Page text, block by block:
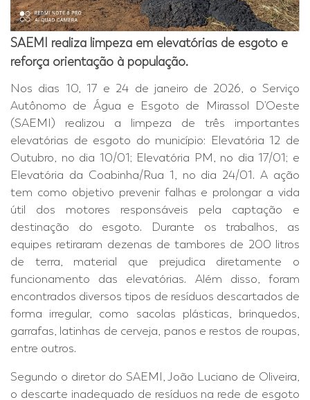
SAEMI realiza limpeza em elevatórias de esgoto e
reforça orientação à população.
Nos dias 10, 17 e 24 de janeiro de 2026, o Serviço
Autônomo de Água e Esgoto de Mirassol D’Oeste
(SAEMI) realizou a limpeza de três importantes
elevatórias de esgoto do município: Elevatória 12 de
Outubro, no dia 10/01; Elevatória PM, no dia 17/01; e
Elevatória da Coabinha/Rua 1, no dia 24/01.A ação
tem como objetivo prevenir falhas e prolongar a vida
útil dos motores responsáveis pela captação e
destinação do esgoto. Durante os trabalhos, as
equipes retiraram dezenas de tambores de 200 litros
de terra, material que prejudica diretamente o
funcionamento das elevatórias. Além disso, foram
encontrados diversos tipos de resíduos descartados de
forma irregular, como sacolas plásticas, brinquedos,
garrafas, latinhas de cerveja, panos e restos de roupas,
entre outros.
Segundo o diretor do SAEMI, João Luciano de Oliveira,
o descarte inadequado de resíduos na rede de esgoto